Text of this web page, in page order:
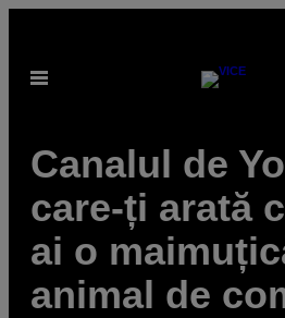
content
Open
Canalul de
care-ți arată
ai o
animal de